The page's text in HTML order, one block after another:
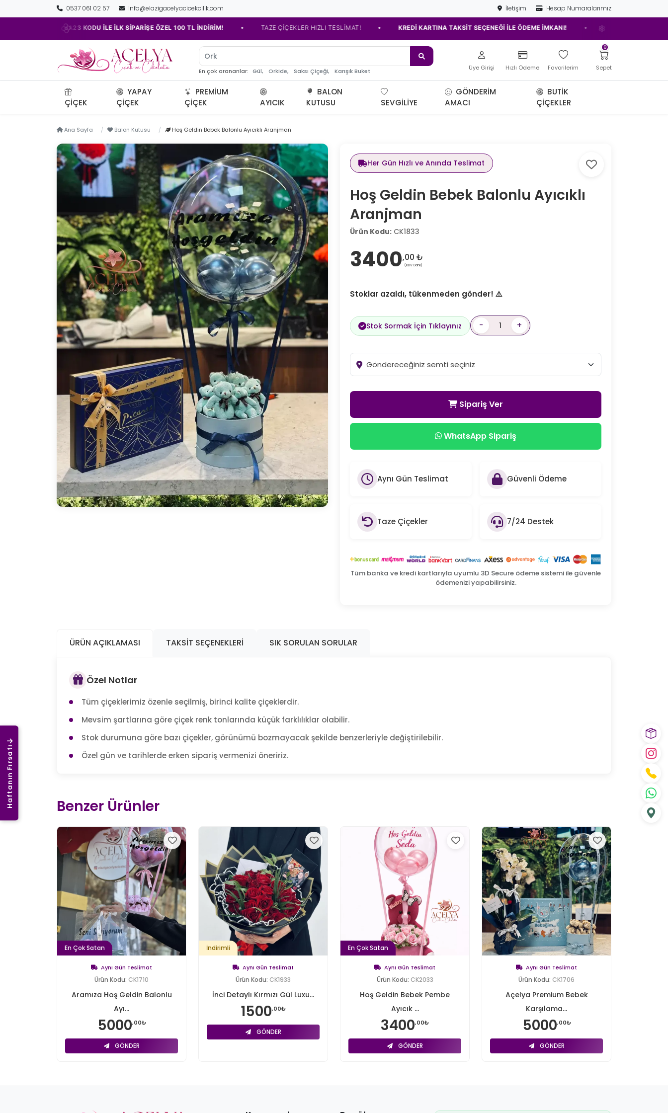
Haftanın Fırsatı
0537 061 02 57 info@elazigacelyacicekcilik.com İletişim Hesap Numaralarımız
ACELYA23 KODU İLE İLK SİPARİŞE ÖZEL 100 TL İNDİRİM! • TAZE ÇİÇEKLER HIZLI TESLİMAT! • KREDİ KARTINA TAKSİT SEÇENEĞİ İLE ÖDEME İMKANI! • ELAZIĞ'IN EN İYİ ÇİÇEKÇİSİ!
Orkide çiçe
En çok arananlar: Gül, Orkide, Saksı Çiçeği, Karışık Buket Üye Girişi Hızlı Ödeme Favorilerim Sepet
0
ÇIÇEK
YAPAY
ÇIÇEK
PREMIUM
ÇIÇEK
AYICIK
BALON
KUTUSU
SEVGILIYE
GÖNDERIM
AMACI
BUTIK
ÇIÇEKLER
Ana Sayfa Balon Kutusu Hoş Geldin Bebek Balonlu Ayıcıklı Aranjman
Her Gün Hızlı ve Anında Teslimat
Hoş Geldin Bebek Balonlu Ayıcıklı
Aranjman
Ürün Kodu: CK1833
3400,00 ₺
(KDV Dahil)
Stoklar azaldı, tükenmeden gönder! ⚠️
Stok Sormak İçin Tıklayınız - +
Sipariş Ver
WhatsApp Sipariş
Aynı Gün Teslimat Güvenli Ödeme
Taze Çiçekler 7/24 Destek
Tüm banka ve kredi kartlarıyla uyumlu 3D Secure ödeme sistemi ile güvenle
ödemenizi yapabilirsiniz.
ÜRÜN AÇIKLAMASI TAKSIT SEÇENEKLERI SIK SORULAN SORULAR
Özel Notlar
Tüm çiçeklerimiz özenle seçilmiş, birinci kalite çiçeklerdir.
Mevsim şartlarına göre çiçek renk tonlarında küçük farklılıklar olabilir.
Stok durumuna göre bazı çiçekler, görünümü bozmayacak şekilde benzerleriyle değiştirilebilir.
Özel gün ve tarihlerde erken sipariş vermenizi öneririz.
Benzer Ürünler
En Çok Satan
Aynı Gün Teslimat
Ürün Kodu: CK1710
Aramıza Hoş Geldin Balonlu
Ayı...
5000,00₺
GÖNDER
İndirimli
Aynı Gün Teslimat
Ürün Kodu: CK1933
İnci Detaylı Kırmızı Gül Luxu...
1500,00₺
GÖNDER
En Çok Satan
Aynı Gün Teslimat
Ürün Kodu: CK2033
Hoş Geldin Bebek Pembe
Ayıcık ...
3400,00₺
GÖNDER
Aynı Gün Teslimat
Ürün Kodu: CK1706
Açelya Premium Bebek
Karşılama...
5000,00₺
GÖNDER